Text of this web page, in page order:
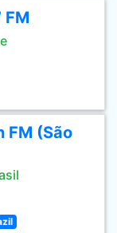
FM
FM (São